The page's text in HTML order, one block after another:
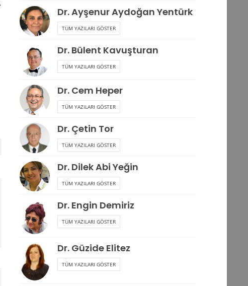
Dr. Ayşenur Aydoğan Yentürk
TÜM YAZILARI GÖSTER
Dr. Bülent Kavuşturan
TÜM YAZILARI GÖSTER
Dr. Cem Heper
TÜM YAZILARI GÖSTER
Dr. Çetin Tor
TÜM YAZILARI GÖSTER
Dr. Dilek Abi Yeğin
TÜM YAZILARI GÖSTER
Dr. Engin Demiriz
TÜM YAZILARI GÖSTER
Dr. Güzide Elitez
TÜM YAZILARI GÖSTER